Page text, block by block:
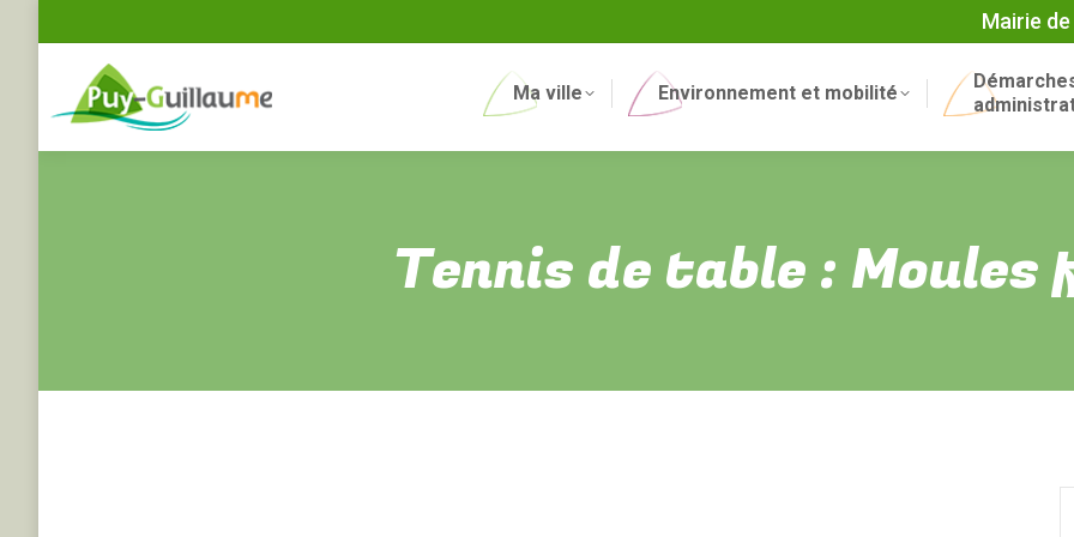
Mairie
Ma ville Environnement et mobilité
Tennis de table :